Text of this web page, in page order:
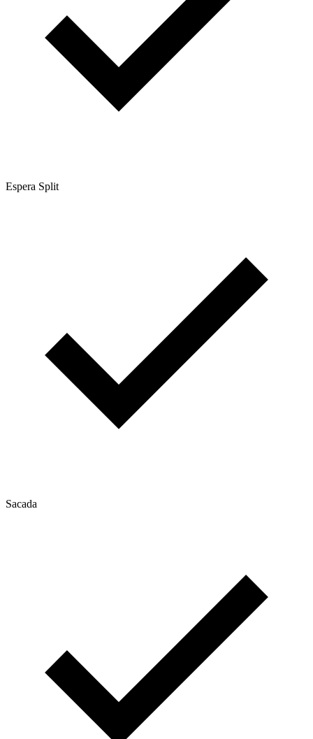
Espera Split
Sacada